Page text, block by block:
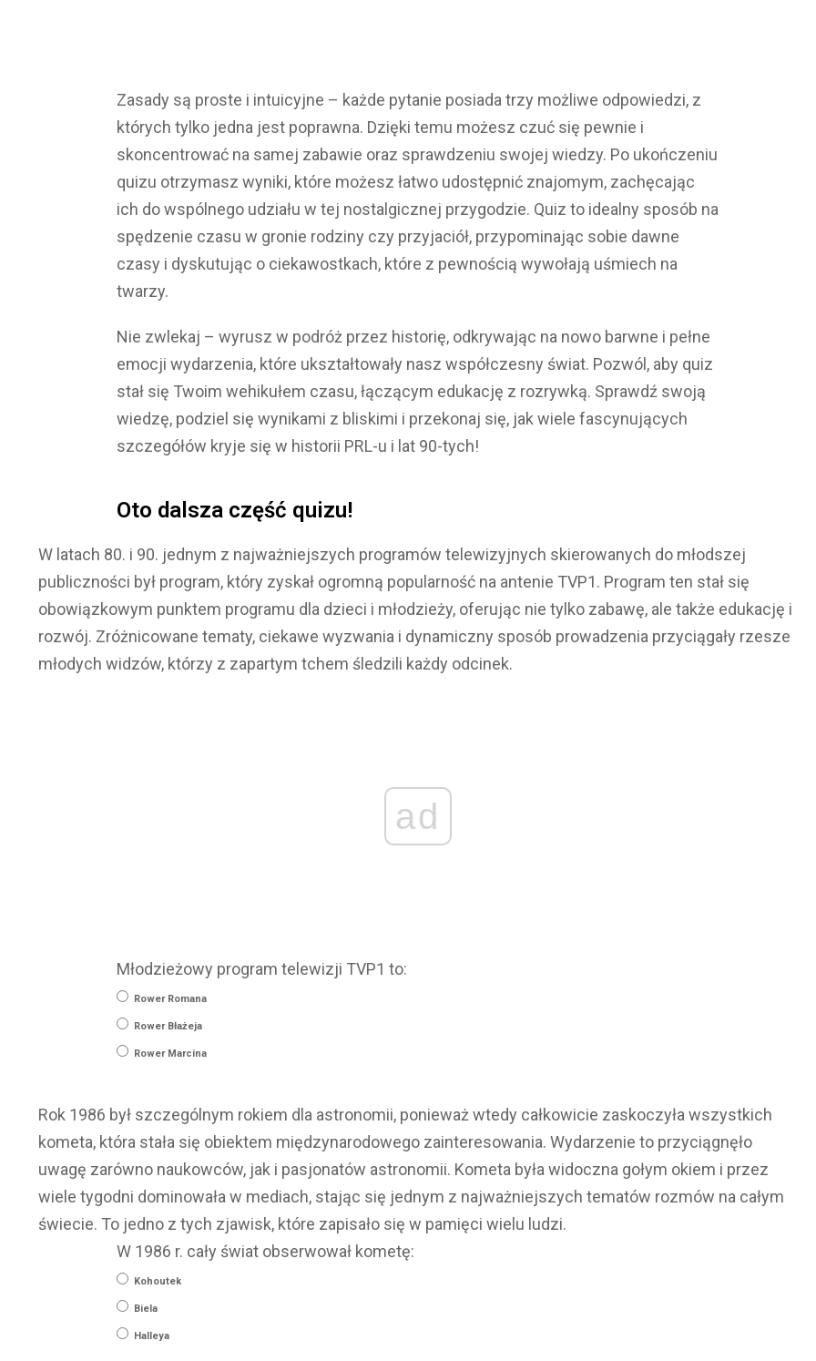
Zasady są proste i intuicyjne – każde pytanie posiada trzy możliwe odpowiedzi, z
których tylko jedna jest poprawna. Dzięki temu możesz czuć się pewnie i
skoncentrować na samej zabawie oraz sprawdzeniu swojej wiedzy. Po ukończeniu
quizu otrzymasz wyniki, które możesz łatwo udostępnić znajomym, zachęcając
ich do wspólnego udziału w tej nostalgicznej przygodzie. Quiz to idealny sposób na
spędzenie czasu w gronie rodziny czy przyjaciół, przypominając sobie dawne
czasy i dyskutując o ciekawostkach, które z pewnością wywołają uśmiech na
twarzy.
Nie zwlekaj – wyrusz w podróż przez historię, odkrywając na nowo barwne i pełne
emocji wydarzenia, które ukształtowały nasz współczesny świat. Pozwól, aby quiz
stał się Twoim wehikułem czasu, łączącym edukację z rozrywką. Sprawdź swoją
wiedzę, podziel się wynikami z bliskimi i przekonaj się, jak wiele fascynujących
szczegółów kryje się w historii PRL-u i lat 90-tych!
Oto dalsza część quizu!
W latach 80. i 90. jednym z najważniejszych programów telewizyjnych skierowanych do młodszej
publiczności był program, który zyskał ogromną popularność na antenie TVP1. Program ten stał się
obowiązkowym punktem programu dla dzieci i młodzieży, oferując nie tylko zabawę, ale także edukację i
rozwój. Zróżnicowane tematy, ciekawe wyzwania i dynamiczny sposób prowadzenia przyciągały rzesze
młodych widzów, którzy z zapartym tchem śledzili każdy odcinek.
ad
Młodzieżowy program telewizji TVP1 to:
Rower Romana
Rower Błażeja
Rower Marcina
Rok 1986 był szczególnym rokiem dla astronomii, ponieważ wtedy całkowicie zaskoczyła wszystkich
kometa, która stała się obiektem międzynarodowego zainteresowania. Wydarzenie to przyciągnęło
uwagę zarówno naukowców, jak i pasjonatów astronomii. Kometa była widoczna gołym okiem i przez
wiele tygodni dominowała w mediach, stając się jednym z najważniejszych tematów rozmów na całym
świecie. To jedno z tych zjawisk, które zapisało się w pamięci wielu ludzi.
W 1986 r. cały świat obserwował kometę:
Kohoutek
Biela
Halleya